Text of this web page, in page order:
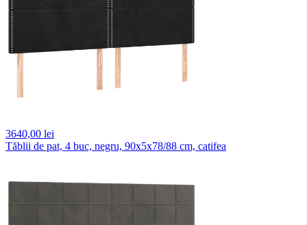
3640,00 lei
Tăblii de pat, 4 buc, negru, 90x5x78/88 cm, catifea